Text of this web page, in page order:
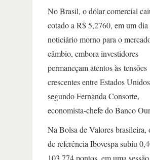
No Brasil, o dólar comercial
cotado a R$ 5,2760, em um dia
noticiário morno para o
câmbio, embora investidores
permaneçam atentos às tensões
crescentes entre Estados
segundo Fernanda Consorte,
economista-chefe do Banco
Na Bolsa de Valores brasileira,
de referência Ibovespa subiu
103.774 pontos, em uma